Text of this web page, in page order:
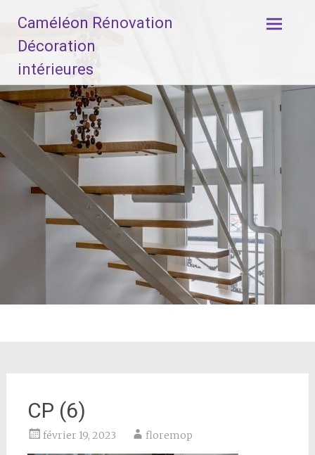
contenu
Caméléon Rénovation
Décoration
intérieures
CP (6)
février 19, 2023 floremop